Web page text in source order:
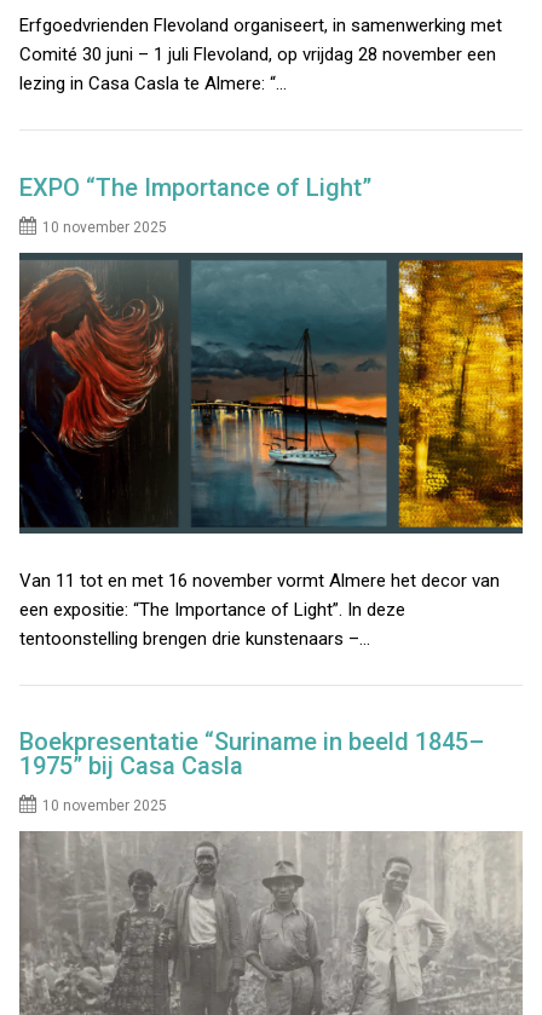
Erfgoedvrienden Flevoland organiseert, in samenwerking met
Comité 30 juni – 1 juli Flevoland, op vrijdag 28 november een
lezing in Casa Casla te Almere: “…
EXPO “The Importance of Light”
10 november 2025
Van 11 tot en met 16 november vormt Almere het decor van
een expositie: “The Importance of Light”. In deze
tentoonstelling brengen drie kunstenaars –…
Boekpresentatie “Suriname in beeld 1845–
1975” bij Casa Casla
10 november 2025